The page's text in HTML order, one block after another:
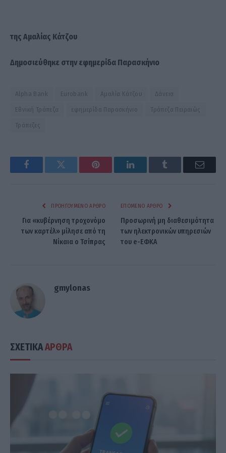
της Αμαλίας Κάτζου
Δημοσιεύθηκε στην εφημερίδα Παρασκήνιο
Alpha Bank Eurobank Αμαλία Κάτζου Δάνεια
Εθνική Τράπεζα εφημερίδα Παρασκήνιο Τράπεζα Πειραιώς
Τράπεζες
FacebookTwitter Pinterest LinkedInTumblr Email
ΠΡΟΗΓΟΎΜΕΝΟ ΆΡΘΡΟ
Για «κυβέρνηση τροχονόμο
των καρτέλ» μίλησε από τη
Νίκαια ο Τσίπρας
ΕΠΌΜΕΝΟ ΆΡΘΡΟ
Προσωρινή μη διαθεσιμότητα
των ηλεκτρονικών υπηρεσιών
του e-ΕΦΚΑ
gmylonas
ΣΧΕΤΙΚΑΑΡΘΡΑ